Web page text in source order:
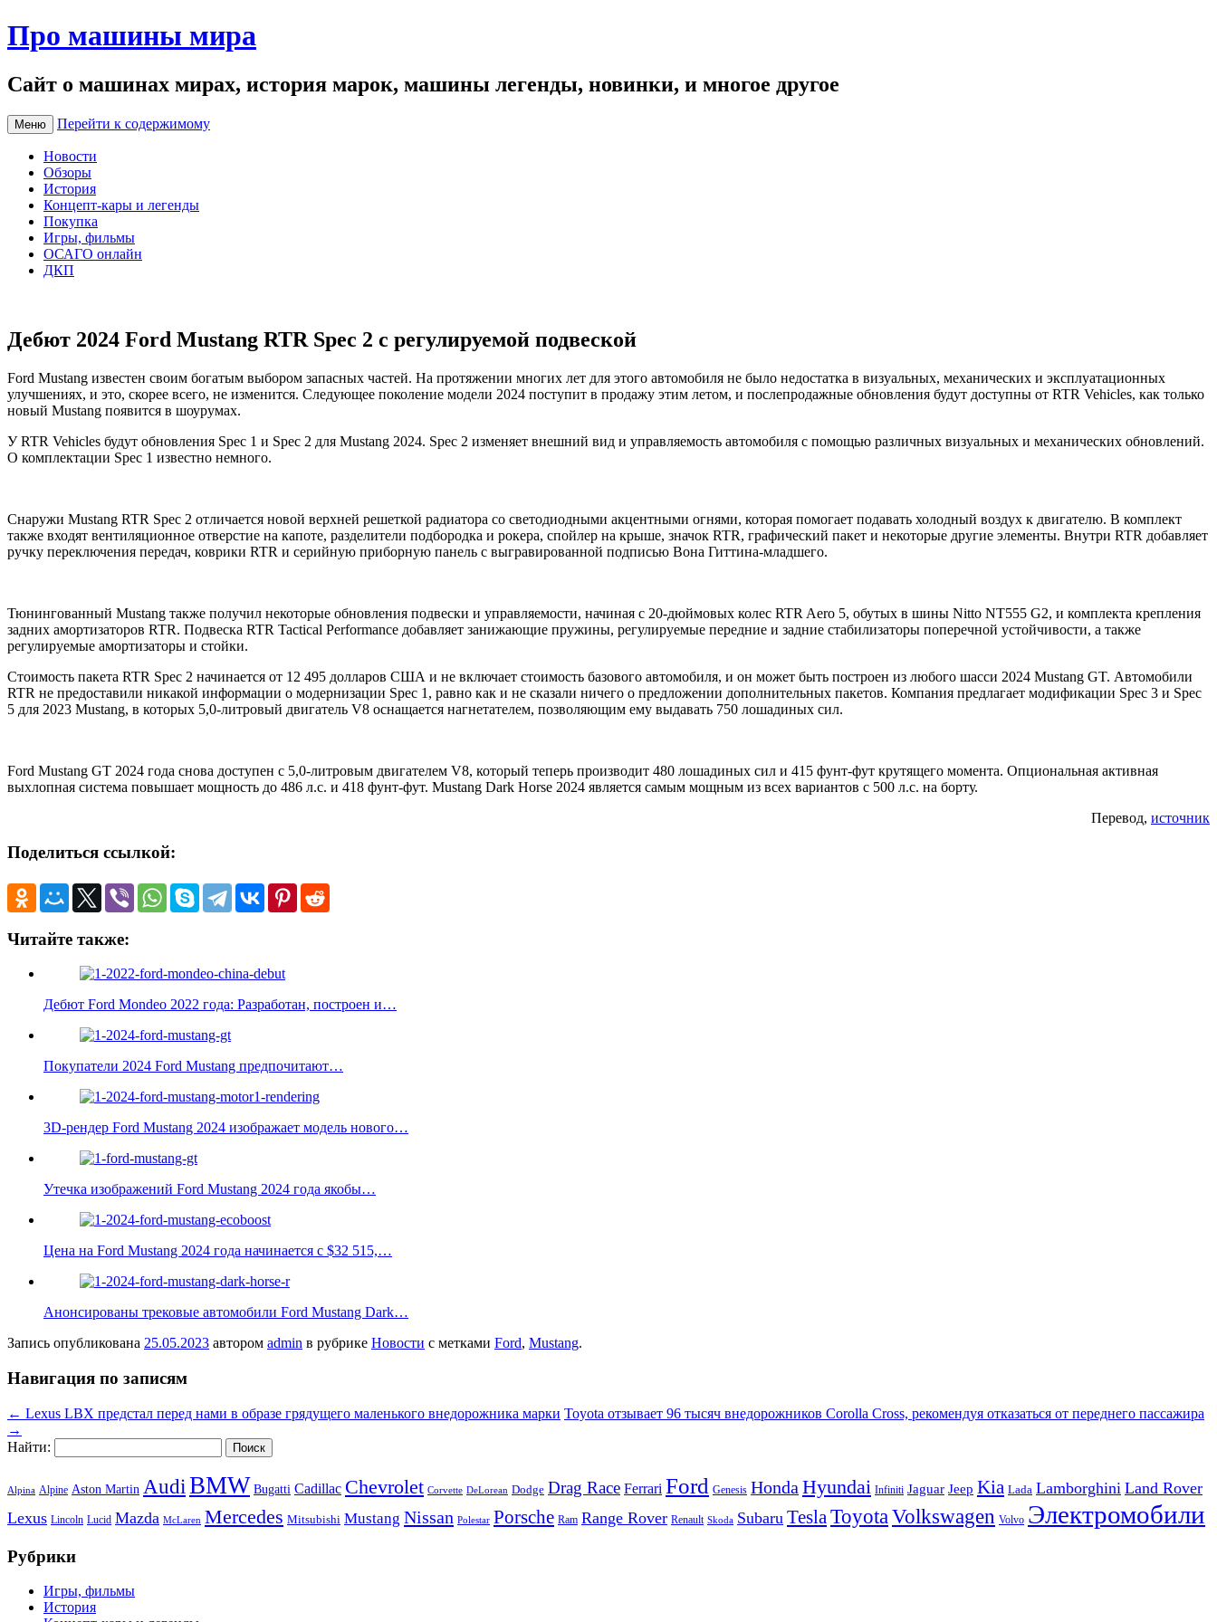
Про машины мира
Сайт о машинах мирах, история марок, машины легенды, новинки, и многое другое
Меню Перейти к содержимому
Новости
Обзоры
История
Концепт-кары и легенды
Покупка
Игры, фильмы
ОСАГО онлайн
ДКП
Дебют 2024 Ford Mustang RTR Spec 2 с регулируемой подвеской
Ford Mustang известен своим богатым выбором запасных частей. На протяжении многих лет для этого автомобиля не было недостатка в визуальных, механических и эксплуатационных
улучшениях, и это, скорее всего, не изменится. Следующее поколение модели 2024 поступит в продажу этим летом, и послепродажные обновления будут доступны от RTR Vehicles, как только
новый Mustang появится в шоурумах.
У RTR Vehicles будут обновления Spec 1 и Spec 2 для Mustang 2024. Spec 2 изменяет внешний вид и управляемость автомобиля с помощью различных визуальных и механических обновлений.
О комплектации Spec 1 известно немного.
Снаружи Mustang RTR Spec 2 отличается новой верхней решеткой радиатора со светодиодными акцентными огнями, которая помогает подавать холодный воздух к двигателю. В комплект
также входят вентиляционное отверстие на капоте, разделители подбородка и рокера, спойлер на крыше, значок RTR, графический пакет и некоторые другие элементы. Внутри RTR добавляет
ручку переключения передач, коврики RTR и серийную приборную панель с выгравированной подписью Вона Гиттина-младшего.
Тюнингованный Mustang также получил некоторые обновления подвески и управляемости, начиная с 20-дюймовых колес RTR Aero 5, обутых в шины Nitto NT555 G2, и комплекта крепления
задних амортизаторов RTR. Подвеска RTR Tactical Performance добавляет занижающие пружины, регулируемые передние и задние стабилизаторы поперечной устойчивости, а также
регулируемые амортизаторы и стойки.
Стоимость пакета RTR Spec 2 начинается от 12 495 долларов США и не включает стоимость базового автомобиля, и он может быть построен из любого шасси 2024 Mustang GT. Автомобили
RTR не предоставили никакой информации о модернизации Spec 1, равно как и не сказали ничего о предложении дополнительных пакетов. Компания предлагает модификации Spec 3 и Spec
5 для 2023 Mustang, в которых 5,0-литровый двигатель V8 оснащается нагнетателем, позволяющим ему выдавать 750 лошадиных сил.
Ford Mustang GT 2024 года снова доступен с 5,0-литровым двигателем V8, который теперь производит 480 лошадиных сил и 415 фунт-фут крутящего момента. Опциональная активная
выхлопная система повышает мощность до 486 л.с. и 418 фунт-фут. Mustang Dark Horse 2024 является самым мощным из всех вариантов с 500 л.с. на борту.
Перевод, источник
Поделиться ссылкой:
Читайте также:
Дебют Ford Mondeo 2022 года: Разработан, построен и…
Покупатели 2024 Ford Mustang предпочитают…
3D-рендер Ford Mustang 2024 изображает модель нового…
Утечка изображений Ford Mustang 2024 года якобы…
Цена на Ford Mustang 2024 года начинается с $32 515,…
Анонсированы трековые автомобили Ford Mustang Dark…
Запись опубликована 25.05.2023 автором admin в рубрике Новости с метками Ford, Mustang.
Навигация по записям
← Lexus LBX предстал перед нами в образе грядущего маленького внедорожника марки Toyota отзывает 96 тысяч внедорожников Corolla Cross, рекомендуя отказаться от переднего пассажира
→
Найти:
Alpina Alpine Aston Martin Audi BMW Bugatti Cadillac Chevrolet Corvette DeLorean Dodge Drag Race Ferrari Ford Genesis Honda Hyundai Infiniti Jaguar Jeep Kia Lada Lamborghini Land Rover
Lexus Lincoln Lucid Mazda McLaren Mercedes Mitsubishi Mustang Nissan Polestar Porsche Ram Range Rover Renault Skoda Subaru TeslaToyota Volkswagen Volvo Электромобили
Рубрики
Игры, фильмы
История